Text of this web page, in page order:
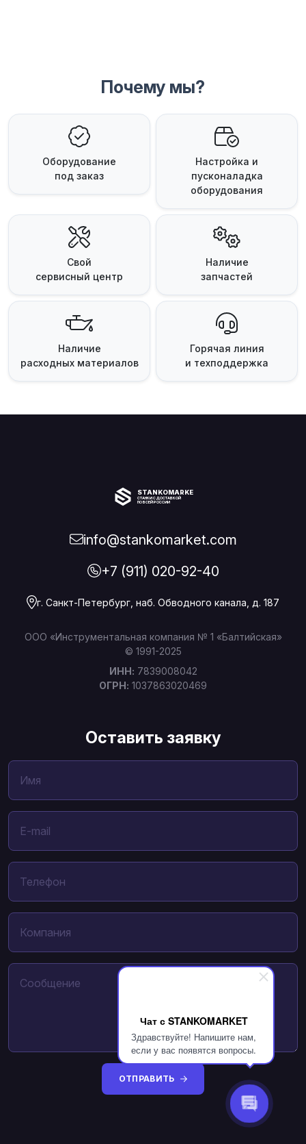
Чат с STANKOMARKET
Здравствуйте! Напишите нам,
если у вас появятся вопросы.
Почему мы?
Оборудование
под заказ
Настройка и
пусконаладка
оборудования
Свой
сервисный центр
Наличие
запчастей
Наличие
расходных материалов
Горячая линия
и техподдержка
STANKOMARKET
СТАНКИ С ДОСТАВКОЙ
ПО ВСЕЙ РОССИИ
info@stankomarket.com
+7 (911) 020-92-40
г. Санкт-Петербург, наб. Обводного канала, д. 187
ООО «Инструментальная компания № 1 «Балтийская»
© 1991-2025
ИНН: 7839008042
ОГРН: 1037863020469
Оставить заявку
ОТПРАВИТЬ